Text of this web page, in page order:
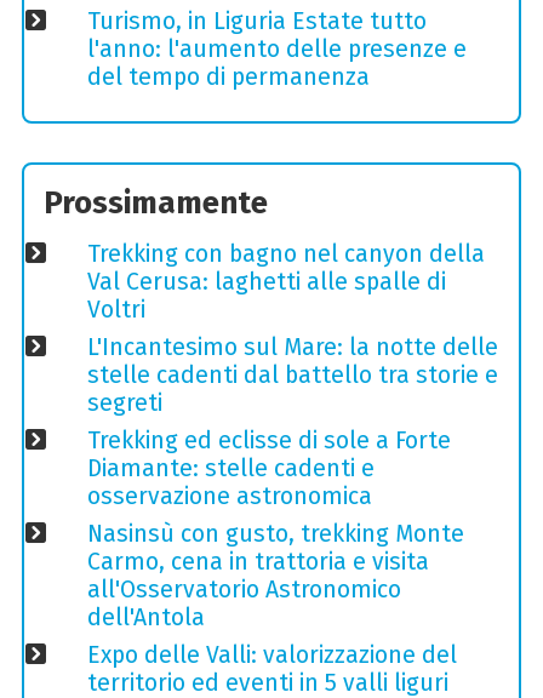
Turismo, in Liguria Estate tutto
l'anno: l'aumento delle presenze e
del tempo di permanenza
Prossimamente
Trekking con bagno nel canyon della
Val Cerusa: laghetti alle spalle di
Voltri
L'Incantesimo sul Mare: la notte delle
stelle cadenti dal battello tra storie e
segreti
Trekking ed eclisse di sole a Forte
Diamante: stelle cadenti e
osservazione astronomica
Nasinsù con gusto, trekking Monte
Carmo, cena in trattoria e visita
all'Osservatorio Astronomico
dell'Antola
Expo delle Valli: valorizzazione del
territorio ed eventi in 5 valli liguri